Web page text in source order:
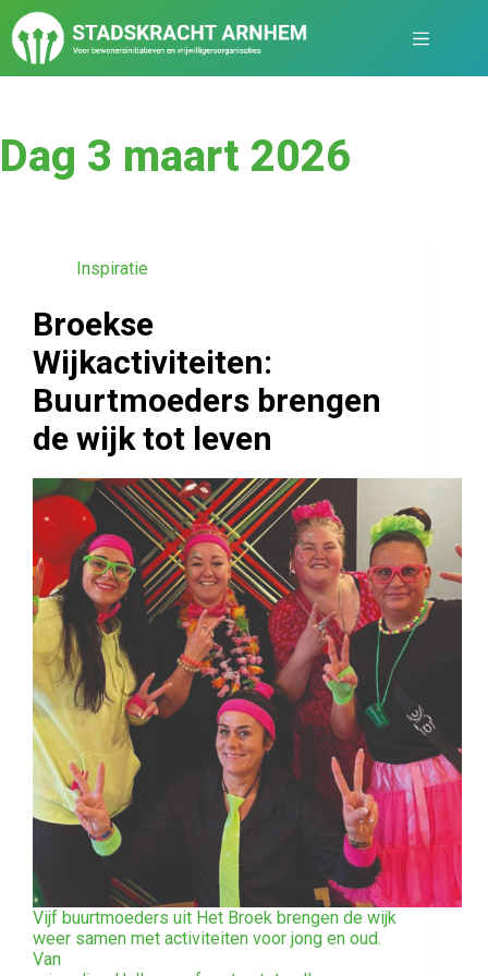
Dag 3 maart 2026
Inspiratie
Broekse
Wijkactiviteiten:
Buurtmoeders brengen
de wijk tot leven
Vijf buurtmoeders uit Het Broek brengen de wijk
weer samen met activiteiten voor jong en oud.
Van